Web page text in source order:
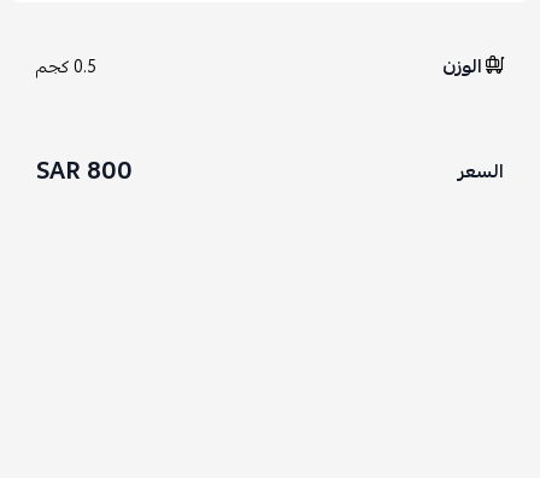
الوزن 0.5 كجم
السعر 800 SAR